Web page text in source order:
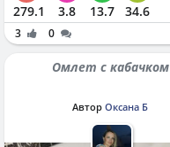
279.1 3.8 13.7 34.6
3 0
Омлет с кабачком
Автор Оксана Б